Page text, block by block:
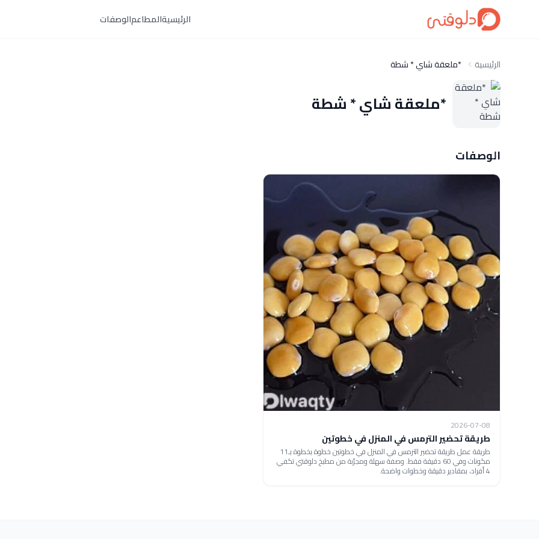
الرئيسيةالمطاعمالوصفات
الرئيسية *ملعقة شاي * شطة
*ملعقة شاي * شطة
الوصفات
2026-07-08
طريقة تحضير الترمس في المنزل في خطوتين
طريقة عمل طريقة تحضير الترمس في المنزل في خطوتين خطوة بخطوة بـ11
مكونات وفي 60 دقيقة فقط. وصفة سهلة ومجرّبة من مطبخ دلوقتي تكفي
4 أفراد، بمقادير دقيقة وخطوات واضحة.